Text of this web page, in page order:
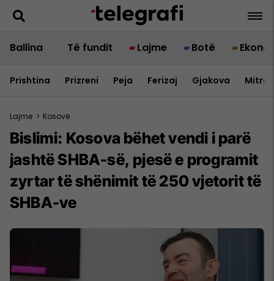
Ballina Të fundit Lajme Botë
Prishtina Prizreni Peja Ferizaj Gjakova
Lajme > Kosovë
Bislimi: Kosova bëhet vendi i parë
jashtë SHBA-së, pjesë e programit
zyrtar të shënimit të 250 vjetorit të
SHBA-ve